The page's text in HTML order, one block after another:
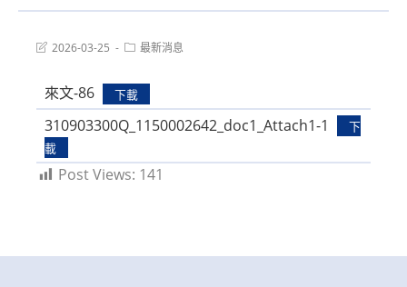
Post2026-03-25
Post最新消息
來文-86 下載
310903300Q_1150002642_doc1_Attach1-1
下
載
Post Views: 141